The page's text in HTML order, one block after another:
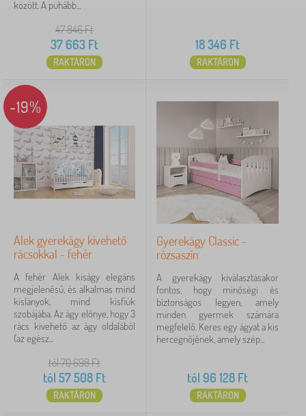
c
y
r
a
l
o
k
Keresés a szűrőn belül
Elérhetőség
Ajánlat típusa
Címkék
1
✓ bevezető oldal
5
Kedvezmény
480
újdonság
SZŰRÉS
között. A puhább...
47 846Ft
37 663 Ft
RAKTÁRON
18 346 Ft
RAKTÁRON
-19%
Alek gyerekágy kivehető
rácsokkal - fehér
A fehér Alek kiságy elegáns
megjelenésű, és alkalmas mind
kislányok, mind kisfiúk
szobájába. Az ágy előnye, hogy 3
rács kivehető az ágy oldalából
(az egész...
tól 70 698Ft
tól 57 508 Ft
RAKTÁRON
Gyerekágy Classic -
rózsaszín
A gyerekágy kiválasztásakor
fontos, hogy minőségi és
biztonságos legyen, amely
minden gyermek számára
megfelelő. Keres egy ágyat a kis
hercegnőjének, amely szép...
tól 96 128 Ft
RAKTÁRON